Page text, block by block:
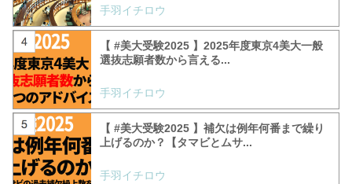
手羽イチロウ
【 #美大受験2025 】2025年度東京4美大一般
選抜志願者数から言える...
手羽イチロウ
【 #美大受験2025 】補欠は例年何番まで繰り
上げるのか？【タマビとムサ...
手羽イチロウ